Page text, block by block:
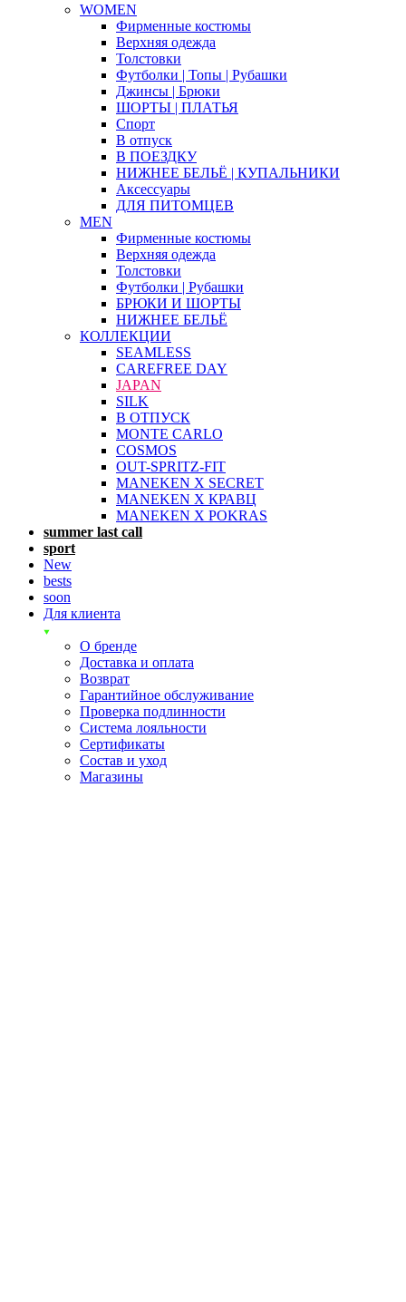
WOMEN
Фирменные костюмы
Верхняя одежда
Толстовки
Футболки | Топы | Рубашки
Джинсы | Брюки
ШОРТЫ | ПЛАТЬЯ
Спорт
В отпуск
В ПОЕЗДКУ
НИЖНЕЕ БЕЛЬЁ | КУПАЛЬНИКИ
Аксессуары
ДЛЯ ПИТОМЦЕВ
MEN
Фирменные костюмы
Верхняя одежда
Толстовки
Футболки | Рубашки
БРЮКИ И ШОРТЫ
НИЖНЕЕ БЕЛЬЁ
КОЛЛЕКЦИИ
SEAMLESS
CAREFREE DAY
JAPAN
SILK
В ОТПУСК
MONTE CARLO
COSMOS
OUT-SPRITZ-FIT
MANEKEN X SECRET
MANEKEN X КРАВЦ
MANEKEN X POKRAS
summer last call
sport
New
bests
soon
Для клиента
О бренде
Доставка и оплата
Возврат
Гарантийное обслуживание
Проверка подлинности
Система лояльности
Сертификаты
Состав и уход
Магазины